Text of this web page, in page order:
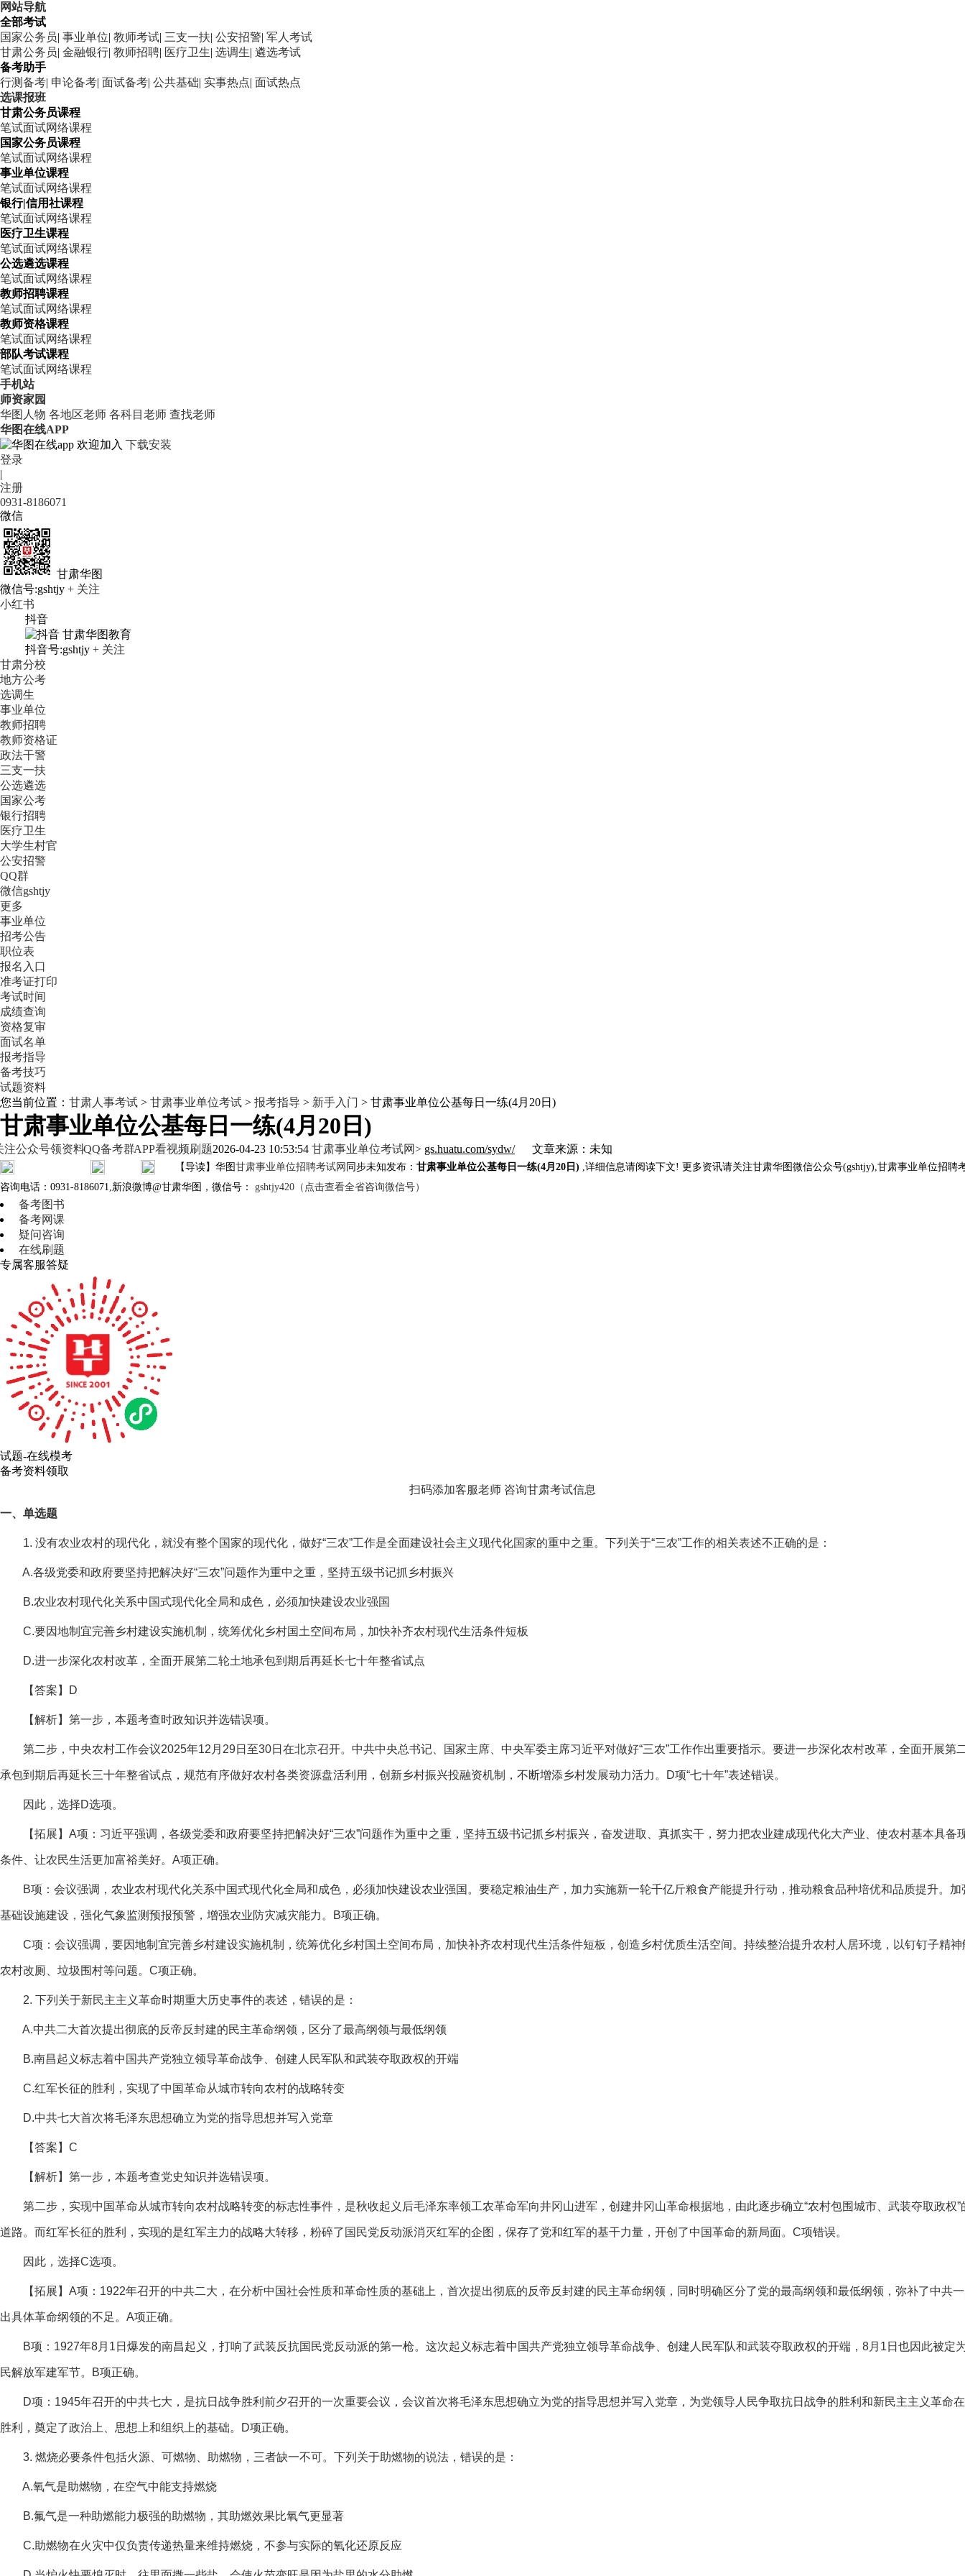
网站导航
全部考试
国家公务员| 事业单位| 教师考试| 三支一扶| 公安招警| 军人考试
甘肃公务员| 金融银行| 教师招聘| 医疗卫生| 选调生| 遴选考试
备考助手
行测备考| 申论备考| 面试备考| 公共基础| 实事热点| 面试热点
选课报班
甘肃公务员课程
笔试面试网络课程
国家公务员课程
笔试面试网络课程
事业单位课程
笔试面试网络课程
银行|信用社课程
笔试面试网络课程
医疗卫生课程
笔试面试网络课程
公选遴选课程
笔试面试网络课程
教师招聘课程
笔试面试网络课程
教师资格课程
笔试面试网络课程
部队考试课程
笔试面试网络课程
手机站
师资家园
华图人物 各地区老师 各科目老师 查找老师
华图在线APP
欢迎加入 下载安装
登录
|
注册
0931-8186071
微信
甘肃华图
微信号:gshtjy + 关注
小红书
抖音
甘肃华图教育
抖音号:gshtjy + 关注
甘肃分校
地方公考
选调生
事业单位
教师招聘
教师资格证
政法干警
三支一扶
公选遴选
国家公考
银行招聘
医疗卫生
大学生村官
公安招警
QQ群
微信gshtjy
更多
事业单位
招考公告
职位表
报名入口
准考证打印
考试时间
成绩查询
资格复审
面试名单
报考指导
备考技巧
试题资料
您当前位置： 甘肃人事考试 > 甘肃事业单位考试 > 报考指导 > 新手入门 > 甘肃事业单位公基每日一练(4月20日)
甘肃事业单位公基每日一练(4月20日)
2026-04-23 10:53:54 甘肃事业单位考试网> gs.huatu.com/sydw/
注公众号领资料QQ备考群APP看视频刷题 文章来源：未知
【导读】华图 甘肃事业单位招聘考试网 同步未知发布： 甘肃事业单位公基每日一练(4月20日) ,详细信息请阅读下文! 更多资讯请关注甘肃华图微信公众号(gshtjy),甘肃事业单位招聘
咨询电话：0931-8186071,新浪微博@甘肃华图，微信号： gshtjy420（点击查看全省咨询微信号）
备考图书
备考网课
疑问咨询
在线刷题
专属客服答疑
试题-在线模考
备考资料领取
扫码添加客服老师 咨询甘肃考试信息
一、单选题
1. 没有农业农村的现代化，就没有整个国家的现代化，做好“三农”工作是全面建设社会主义现代化国家的重中之重。下列关于“三农”工作的相关表述不正确的是：
A.各级党委和政府要坚持把解决好“三农”问题作为重中之重，坚持五级书记抓乡村振兴
B.农业农村现代化关系中国式现代化全局和成色，必须加快建设农业强国
C.要因地制宜完善乡村建设实施机制，统筹优化乡村国土空间布局，加快补齐农村现代生活条件短板
D.进一步深化农村改革，全面开展第二轮土地承包到期后再延长七十年整省试点
【答案】D
【解析】第一步，本题考查时政知识并选错误项。
第二步，中央农村工作会议2025年12月29日至30日在北京召开。中共中央总书记、国家主席、中央军委主席习近平对做好“三农”工作作出重要指示。要进一步深化农村改革，全面开展第
承包到期后再延长三十年整省试点，规范有序做好农村各类资源盘活利用，创新乡村振兴投融资机制，不断增添乡村发展动力活力。D项“七十年”表述错误。
因此，选择D选项。
【拓展】A项：习近平强调，各级党委和政府要坚持把解决好“三农”问题作为重中之重，坚持五级书记抓乡村振兴，奋发进取、真抓实干，努力把农业建成现代化大产业、使农村基本具备
条件、让农民生活更加富裕美好。A项正确。
B项：会议强调，农业农村现代化关系中国式现代化全局和成色，必须加快建设农业强国。要稳定粮油生产，加力实施新一轮千亿斤粮食产能提升行动，推动粮食品种培优和品质提升。加
基础设施建设，强化气象监测预报预警，增强农业防灾减灾能力。B项正确。
C项：会议强调，要因地制宜完善乡村建设实施机制，统筹优化乡村国土空间布局，加快补齐农村现代生活条件短板，创造乡村优质生活空间。持续整治提升农村人居环境，以钉钉子精神
农村改厕、垃圾围村等问题。C项正确。
2. 下列关于新民主主义革命时期重大历史事件的表述，错误的是：
A.中共二大首次提出彻底的反帝反封建的民主革命纲领，区分了最高纲领与最低纲领
B.南昌起义标志着中国共产党独立领导革命战争、创建人民军队和武装夺取政权的开端
C.红军长征的胜利，实现了中国革命从城市转向农村的战略转变
D.中共七大首次将毛泽东思想确立为党的指导思想并写入党章
【答案】C
【解析】第一步，本题考查党史知识并选错误项。
第二步，实现中国革命从城市转向农村战略转变的标志性事件，是秋收起义后毛泽东率领工农革命军向井冈山进军，创建井冈山革命根据地，由此逐步确立“农村包围城市、武装夺取政权”
道路。而红军长征的胜利，实现的是红军主力的战略大转移，粉碎了国民党反动派消灭红军的企图，保存了党和红军的基干力量，开创了中国革命的新局面。C项错误。
因此，选择C选项。
【拓展】A项：1922年召开的中共二大，在分析中国社会性质和革命性质的基础上，首次提出彻底的反帝反封建的民主革命纲领，同时明确区分了党的最高纲领和最低纲领，弥补了中共
出具体革命纲领的不足。A项正确。
B项：1927年8月1日爆发的南昌起义，打响了武装反抗国民党反动派的第一枪。这次起义标志着中国共产党独立领导革命战争、创建人民军队和武装夺取政权的开端，8月1日也因此被定
民解放军建军节。B项正确。
D项：1945年召开的中共七大，是抗日战争胜利前夕召开的一次重要会议，会议首次将毛泽东思想确立为党的指导思想并写入党章，为党领导人民争取抗日战争的胜利和新民主主义革命
胜利，奠定了政治上、思想上和组织上的基础。D项正确。
3. 燃烧必要条件包括火源、可燃物、助燃物，三者缺一不可。下列关于助燃物的说法，错误的是：
A.氧气是助燃物，在空气中能支持燃烧
B.氟气是一种助燃能力极强的助燃物，其助燃效果比氧气更显著
C.助燃物在火灾中仅负责传递热量来维持燃烧，不参与实际的氧化还原反应